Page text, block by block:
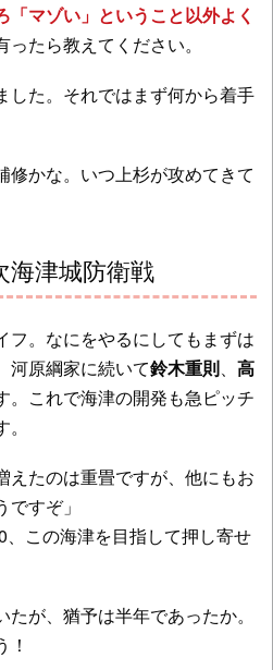
マゾい」ということ以外よく
たら教えてください。
した。それではまず何から着手
修かな。いつ上杉が攻めてきて
津城防衛戦
フ。なにをやるにしてもまずは
河原綱家に続いて鈴木重則、 高
。これで海津の開発も急ピッチ
えたのは重畳ですが、他にもお
すぞ」
、この海津を目指して押し寄せ
が、猶予は半年であったか。